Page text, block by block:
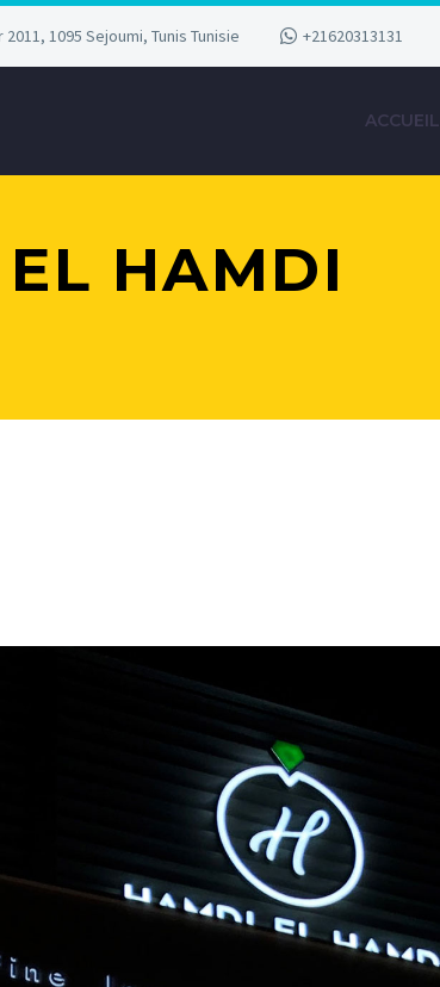
1095 Sejoumi, Tunis Tunisie +21620313131
ACCUEIL
HAMDI